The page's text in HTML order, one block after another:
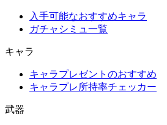
入手可能なおすすめキャラ
ガチャシミュ一覧
キャラ
キャラプレゼントのおすすめ
キャラプレ所持率チェッカー
武器